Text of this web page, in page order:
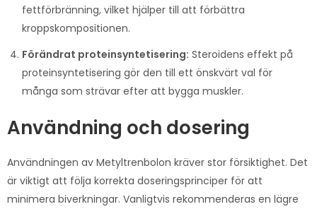
fettförbränning, vilket hjälper till att förbättra
kroppskompositionen.
Förändrat proteinsyntetisering: Steroidens effekt på
proteinsyntetisering gör den till ett önskvärt val för
många som strävar efter att bygga muskler.
Användning och dosering
Användningen av Metyltrenbolon kräver stor försiktighet. Det
är viktigt att följa korrekta doseringsprinciper för att
minimera biverkningar. Vanligtvis rekommenderas en lägre